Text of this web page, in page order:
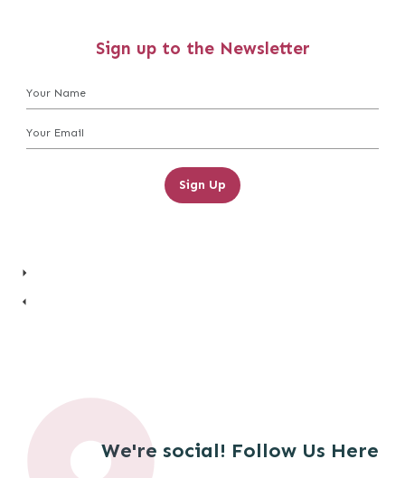
Sign up to the Newsletter
Sign Up
We're social! Follow Us Here